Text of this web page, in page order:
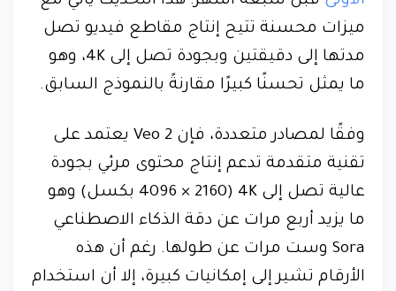
ميزات محسنة تتيح إنتاج مقاطع فيديو تصل
مدتها إلى دقيقتين وبجودة تصل إلى 4K، وهو
ما يمثل تحسنًا كبيرًا مقارنةً بالنموذج السابق.
وفقًا لمصادر متعددة، فإن Veo 2 يعتمد على
تقنية متقدمة تدعم إنتاج محتوى مرئي بجودة
عالية تصل إلى 4K (4096 × 2160 بكسل) وهو
ما يزيد أربع مرات عن دقة الذكاء الاصطناعي
Sora وست مرات عن طولها. رغم أن هذه
الأرقام تشير إلى إمكانيات كبيرة، إلا أن استخدام